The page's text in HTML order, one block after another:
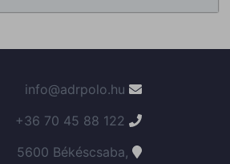
info@adrpolo.hu
+36 70 45 88 122
5600 Békéscsaba,